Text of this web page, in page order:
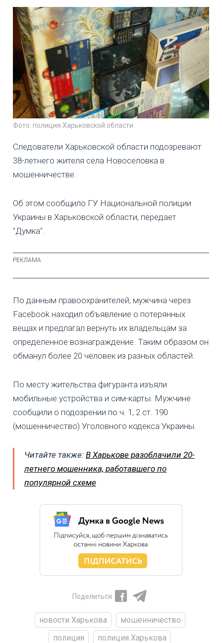
Фото: полиция Харьковской области
Следователи Харьковской области подозревают
38-летнего жителя села Новоселовка в
мошенничестве.
Об этом сообщило ГУ Национальной полиции
Украины в Харьковской области, передает
"Думка".
По данным правоохранителей, мужчина через
Facebook находил объявление о потерянных
вещах и предлагал вернуть их владельцам за
определенное вознаграждение. Таким образом он
обманул более 20 человек из разных областей.
По месту жительства фигуранта изъяли
мобильные устройства и сим-карты. Мужчине
сообщили о подозрении по ч. 1, 2 ст. 190
(мошенничество) Уголовного кодекса Украины.
Читайте также: В Харькове разоблачили 20-
летнего мошенника, работавшего по
популярной схеме
Поделиться
новости Харькова
мошенничество
полиция
полиция Харькова